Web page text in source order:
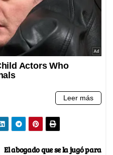
El abogado que se la jugó para